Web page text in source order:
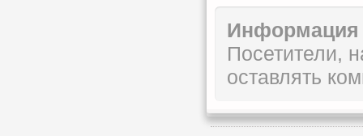
Информация
Посетители,
оставлять